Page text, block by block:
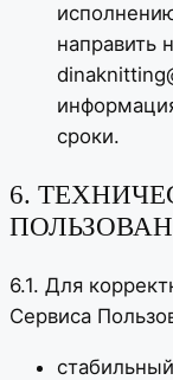
направить
сроки.
6.
6.1. Для
Сервиса